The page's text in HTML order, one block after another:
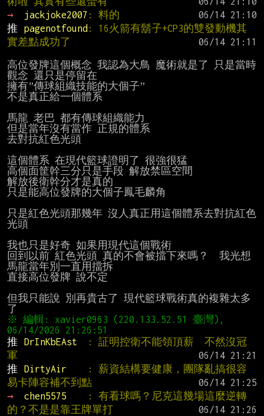
→
jackjoke2007 : 料的
推
pagenotfound : 16火箭有鬍子+CP3的雙發動機其
實差點成功了
高位發牌這個概念 我認為大鳥 魔術就是了 只是當時
觀念 還只是停留在
擁有”傳球組織技能的大個子”
不是真正給一個體系
馬龍 老巴 都有傳球組織能力
但是當年沒有當作 正規的體系
去對抗紅色光頭
這個體系 在現代籃球證明了 很強很猛
高個面筐幹三分只是手段 解放禁區空間
解放後衛幹分才是真的
只是能高位發牌的大個子鳳毛麟角
只是紅色光頭那幾年 沒人真正用這個體系去對抗紅色
光頭
我也只是好奇 如果用現代這個戰術
回到以前 紅色光頭 真的不會被擋下來嗎？  我光想
馬龍當年別一直用擋拆
直接高位發牌 說不定
但我只能說 別再貴古了 現代籃球戰術真的複雜太多
※ 編輯: xavier0963 (220.133.52.51 臺灣),
推
DrInKbEAst
: 証明控衛不能領頂薪  不然沒冠
軍
推
DirtyAir
: 薪資結構要健康，團隊亂搞很容
易卡陣容補不到點
→
chen5575
: 有看球嗎？尼克這幾場這麼逆轉
的？不是是靠王牌單打